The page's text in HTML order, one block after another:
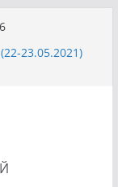
23.05.2021)
5.09.2021)
по Кюдо,
по Кюдо /